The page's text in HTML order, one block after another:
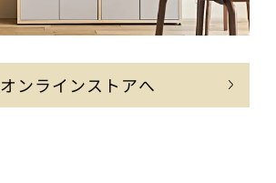
オンラインストアへ